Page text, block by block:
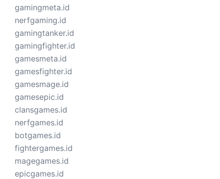
gamingmeta.id
nerfgaming.id
gamingtanker.id
gamingfighter.id
gamesmeta.id
gamesfighter.id
gamesmage.id
gamesepic.id
clansgames.id
nerfgames.id
botgames.id
fightergames.id
magegames.id
epicgames.id